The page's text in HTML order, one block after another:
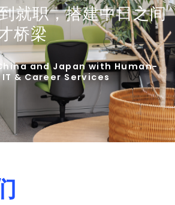
就职，搭建中日之间
桥梁
and Japan with Human-
& Career Services